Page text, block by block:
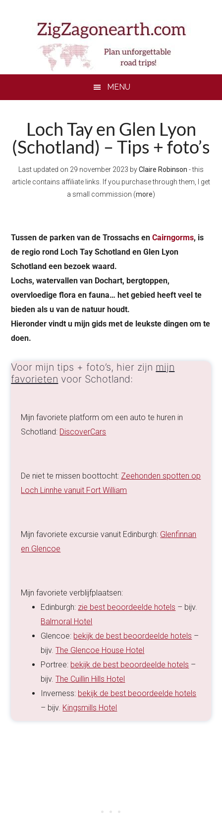
MENU
Loch Tay en Glen Lyon
(Schotland) – Tips + foto’s
Last updated on 29 november 2023 byClaire Robinson - this
article contains affiliate links. If you purchase through them, I get
a small commission (more)
Tussen de parken van de Trossachs enCairngorms, is
de regio rond Loch Tay Schotland en Glen Lyon
Schotland een bezoek waard.
Lochs, watervallen van Dochart, bergtoppen,
overvloedige flora en fauna… het gebied heeft veel te
bieden als u van de natuur houdt.
Hieronder vindt u mijn gids met de leukste dingen om te
doen.
Voor mijn tips + foto’s, hier zijn mijn
favorieten voor Schotland:
Mijn favoriete platform om een auto te huren in
Schotland: DiscoverCars
De niet te missen boottocht: Zeehonden spotten op
Loch Linnhe vanuit Fort William
Mijn favoriete excursie vanuit Edinburgh: Glenfinnan
en Glencoe
Mijn favoriete verblijfplaatsen:
Edinburgh: zie best beoordeelde hotels – bijv.
Balmoral Hotel
Glencoe: bekijk de best beoordeelde hotels –
bijv.The Glencoe House Hotel
Portree: bekijk de best beoordeelde hotels –
bijv.The Cuillin Hills Hotel
Inverness: bekijk de best beoordeelde hotels
– bijv. Kingsmills Hotel